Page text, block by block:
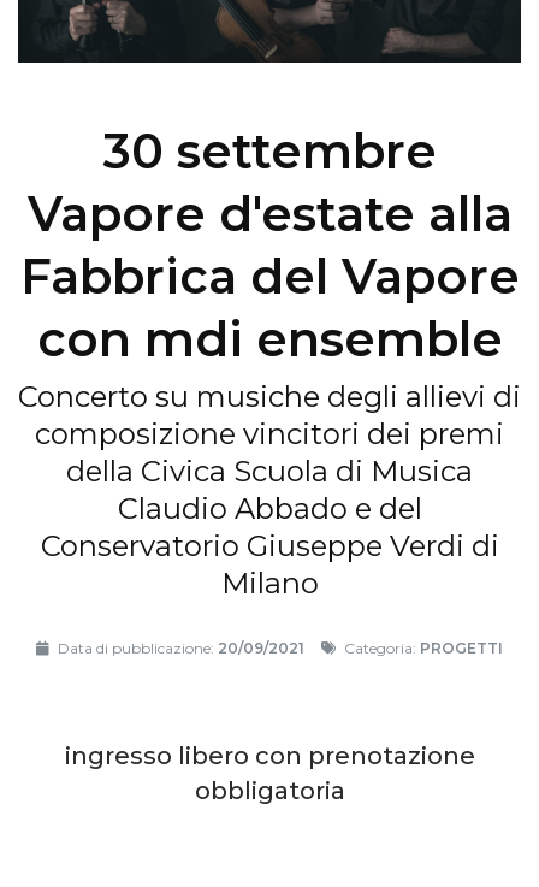
30 settembre
Vapore d'estate alla
Fabbrica del Vapore
con mdi ensemble
Concerto su musiche degli allievi di
composizione vincitori dei premi
della Civica Scuola di Musica
Claudio Abbado e del
Conservatorio Giuseppe Verdi di
Milano
Data di pubblicazione: 20/09/2021 Categoria: PROGETTI
ingresso libero con prenotazione
obbligatoria